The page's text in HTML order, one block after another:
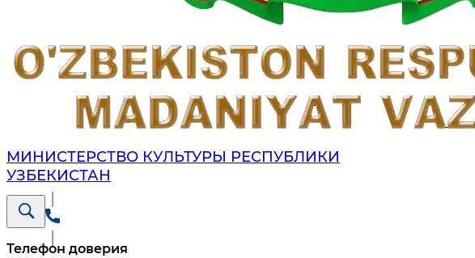
МИНИСТЕРСТВО КУЛЬТУРЫ РЕСПУБЛИКИ
УЗБЕКИСТАН
Телефон доверия